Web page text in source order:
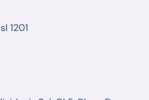
1201